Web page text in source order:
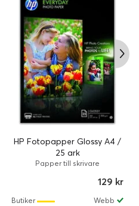
HP Fotopapper Glossy A4 /
25 ark
Papper till skrivare
129 kr
Webb
Butiker